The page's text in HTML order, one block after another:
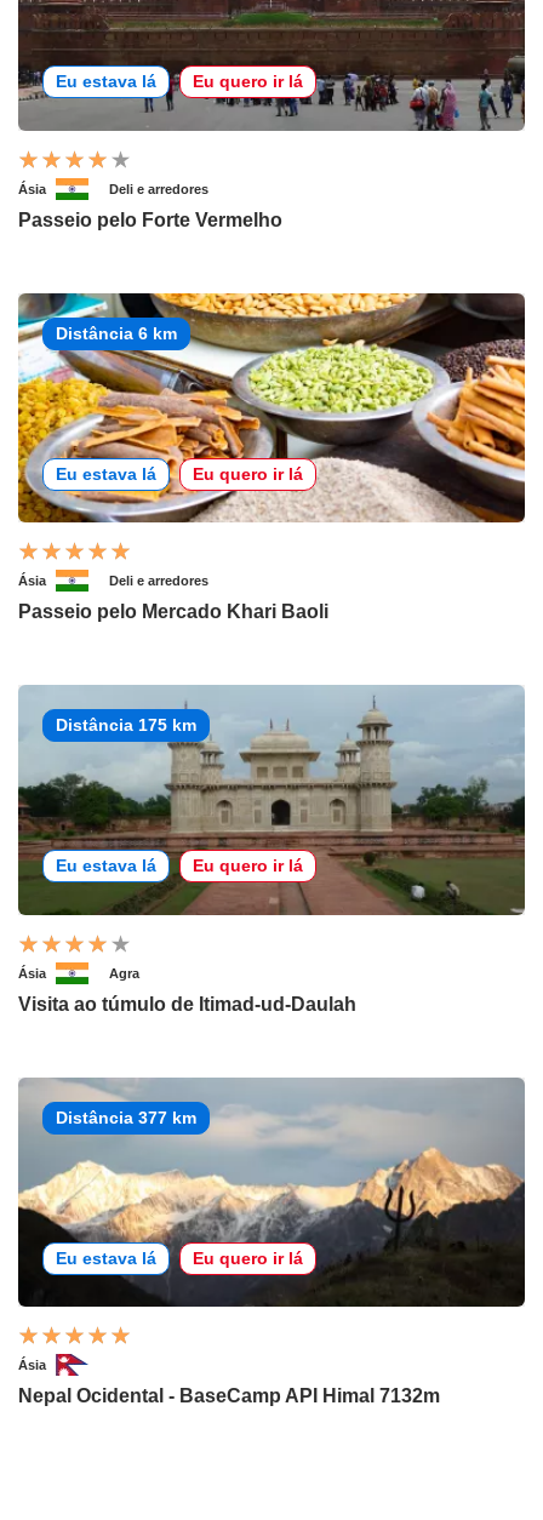
Eu estava lá Eu quero ir lá
Ásia Deli e arredores
Passeio pelo Forte Vermelho
Distância 6 km
Eu estava lá Eu quero ir lá
Ásia Deli e arredores
Passeio pelo Mercado Khari Baoli
Distância 175 km
Eu estava lá Eu quero ir lá
Ásia Agra
Visita ao túmulo de Itimad-ud-Daulah
Distância 377 km
Eu estava lá Eu quero ir lá
Ásia
Nepal Ocidental - BaseCamp API Himal 7132m